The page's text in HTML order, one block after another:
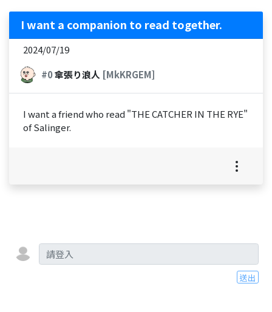
I want a companion to read together.
2024/07/19
#0傘張り浪人 [MkKRGEM]
I want a friend who read "THE CATCHER IN THE RYE"
of Salinger.
送出